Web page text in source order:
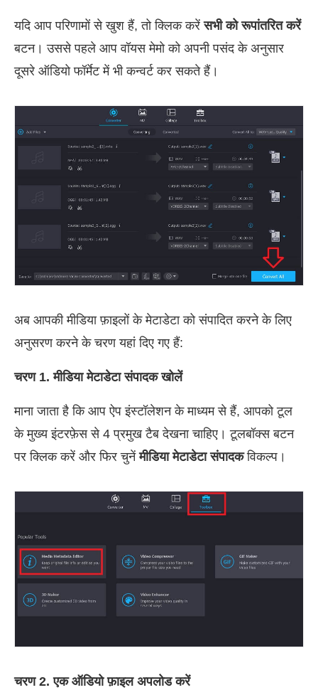
यदि आप परिणामों से खुश हैं, तो क्लिक करेंसभी को रूपांतरित करें
बटन। उससे पहले आप वॉयस मेमो को अपनी पसंद के अनुसार
दूसरे ऑडियो फॉर्मेट में भी कन्वर्ट कर सकते हैं।
अब आपकी मीडिया फ़ाइलों के मेटाडेटा को संपादित करने के लिए
अनुसरण करने के चरण यहां दिए गए हैं:
चरण 1. मीडिया मेटाडेटा संपादक खोलें
माना जाता है कि आप ऐप इंस्टॉलेशन के माध्यम से हैं, आपको टूल
के मुख्य इंटरफ़ेस से 4 प्रमुख टैब देखना चाहिए। टूलबॉक्स बटन
पर क्लिक करें और फिर चुनेंमीडिया मेटाडेटा संपादकविकल्प।
चरण 2. एक ऑडियो फ़ाइल अपलोड करें